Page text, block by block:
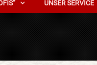
UNSER SERVICE